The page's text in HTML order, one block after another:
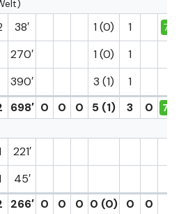
38′ 1 (0) 1 7.2
270′ 1 (0)
1
390′ 3 (1)
1
698′ 0 0 0 5 (1) 3 0
7.2
221′
45′
266′ 0 0 0 0 (0) 0 0